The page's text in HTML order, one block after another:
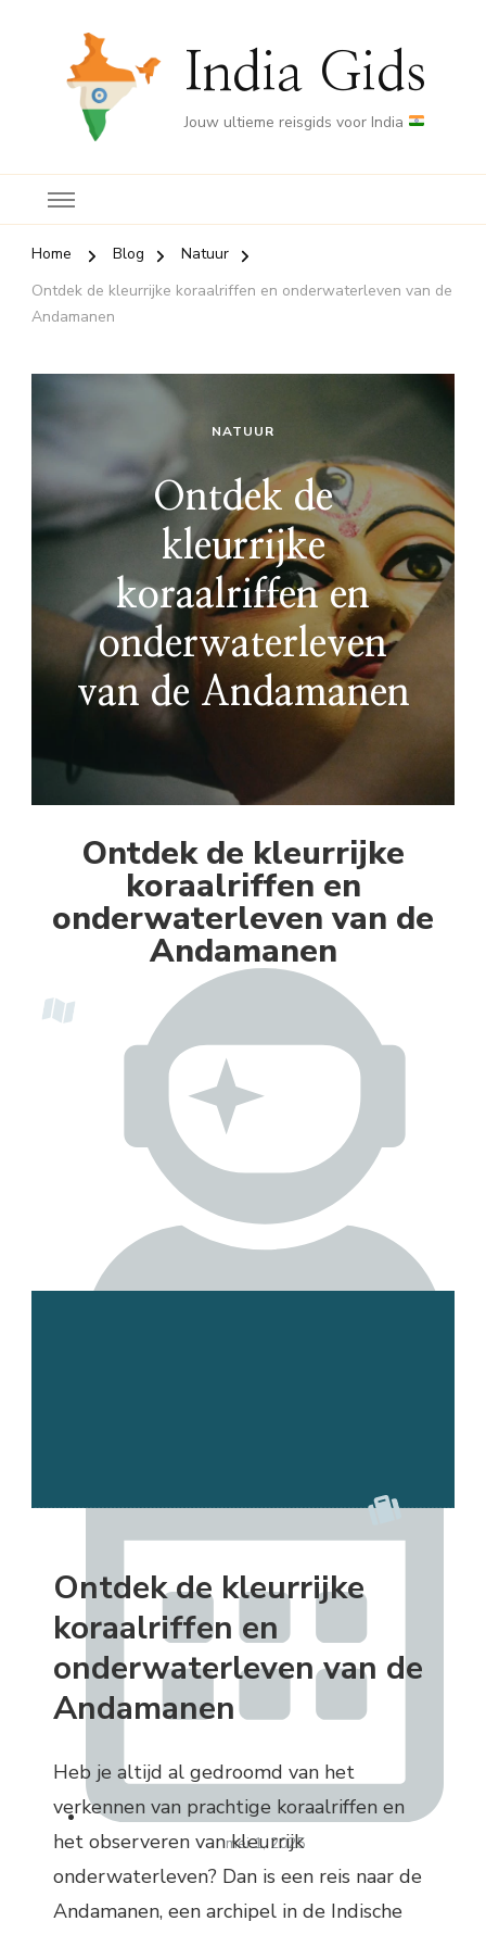
India Gids
Jouw ultieme reisgids voor India
Home Blog
Natuur
Ontdek de kleurrijke koraalriffen en onderwaterleven van de
Andamanen
NATUUR
Ontdek de
kleurrijke
koraalriffen en
onderwaterleven
van de Andamanen
Ontdek de kleurrijke
koraalriffen en
onderwaterleven van de
Andamanen
mei 1, 2025
Ontdek de kleurrijke
koraalriffen en
onderwaterleven van de
Andamanen
Heb je altijd al gedroomd van het
verkennen van prachtige koraalriffen en
het observeren van kleurrijk
onderwaterleven? Dan is een reis naar de
Andamanen, een archipel in de Indische